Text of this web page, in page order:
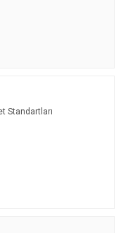
Standartları